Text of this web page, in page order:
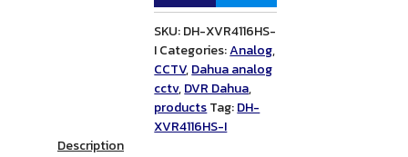
SKU:DH-XVR4116HS-
ICategories:Analog,
CCTV,Dahua analog
cctv,DVR Dahua,
productsTag:DH-
XVR4116HS-I
Description